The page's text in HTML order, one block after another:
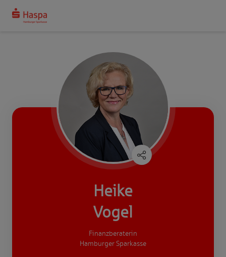
Heike
Vogel
Finanzberaterin
Hamburger Sparkasse